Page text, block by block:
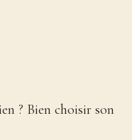
? Bien choisir son